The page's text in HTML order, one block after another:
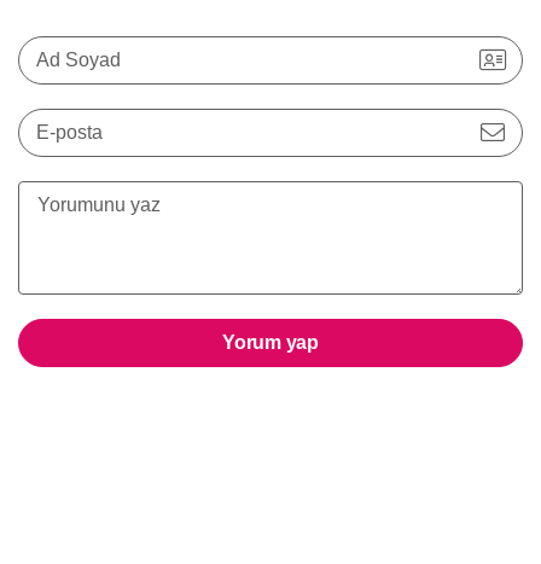
Ad Soyad
E-posta
Yorum yap